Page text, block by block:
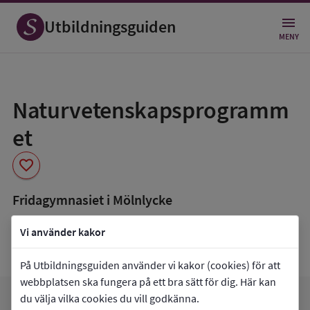
Vi använder kakor
På Utbildningsguiden använder vi kakor (cookies) för att
webbplatsen ska fungera på ett bra sätt för dig. Här kan
du välja vilka cookies du vill godkänna.
Utbildningsguiden MENY
Naturvetenskapsprogramm
et
favorite
som
favorit
Fridagymnasiet i Mölnlycke
book_5 Inriktning som finns tillgänglig
Naturvetenskap och samhälle
Gå tillFridagymnasiet i Mölnlycke